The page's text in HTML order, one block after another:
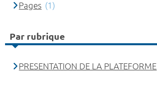
Pages (1)
Par rubrique
PRESENTATION DE LA PLATEFORME